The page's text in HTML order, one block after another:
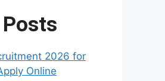
2026 for
Online